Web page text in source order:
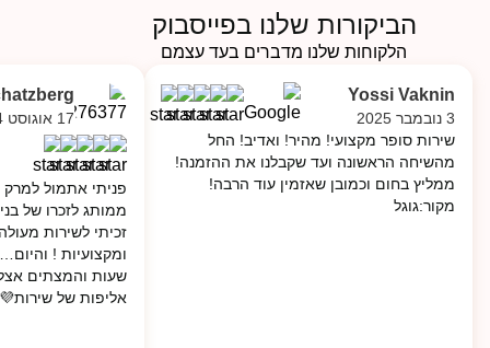
הביקורות שלנו בפייסבוק
הלקוחות שלנו מדברים בעד עצמם
Yossi Vaknin
3 נובמבר 2025
שירות סופר מקצועי! מהיר! ואדיב! החל
מהשיחה הראשונה ועד שקבלנו את ההזמנה!
ממליץ בחום וכמובן שאזמין עוד הרבה!
מקור:גוגל
17 אוגוסט 2024
פניתי אתמול
ממותג לזכרו של
זכיתי לשירות
שעות והמצתים
אליפות של